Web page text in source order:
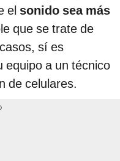
el sonido sea más
que se trate de
sí es
equipo a un técnico
de celulares.